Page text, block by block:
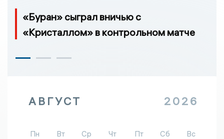
«Буран» сыграл вничью с
«Кристаллом» в контрольном матче
АВГУСТ 2026
Пн Вт Ср Чт Пт Сб
Вс